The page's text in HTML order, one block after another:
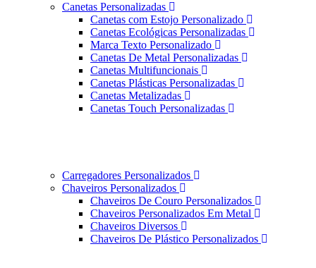
Canetas Personalizadas
Canetas com Estojo Personalizado
Canetas Ecológicas Personalizadas
Marca Texto Personalizado
Canetas De Metal Personalizadas
Canetas Multifuncionais
Canetas Plásticas Personalizadas
Canetas Metalizadas
Canetas Touch Personalizadas
Carregadores Personalizados
Chaveiros Personalizados
Chaveiros De Couro Personalizados
Chaveiros Personalizados Em Metal
Chaveiros Diversos
Chaveiros De Plástico Personalizados